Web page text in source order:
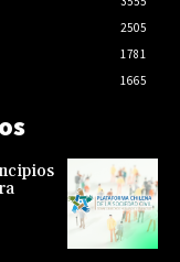
2505
1781
1665